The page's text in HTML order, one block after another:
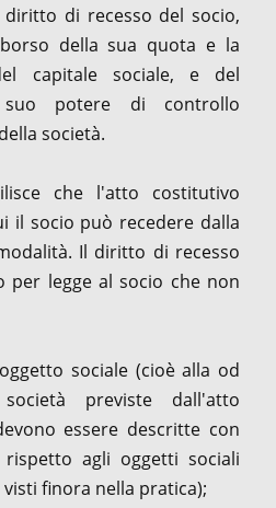
di recesso del socio,
della sua quota e la
capitale sociale, e del
suo potere di controllo
società.
che l'atto costitutivo
il socio può recedere dalla
Il diritto di recesso
per legge al socio che non
sociale (cioè alla od
previste dall'atto
essere descritte con
rispetto agli oggetti sociali
finora nella pratica);